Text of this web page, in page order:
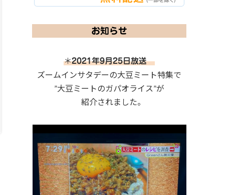
お知らせ
＊2021年9月25日放送
ズームインサタデーの大豆ミート特集で
”大豆ミートのガパオライス”が
紹介されました。